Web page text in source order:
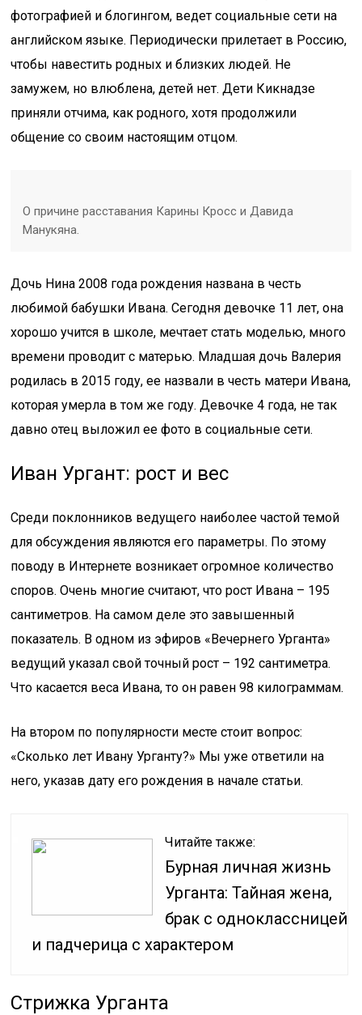
фотографией и блогингом, ведет социальные сети на
английском языке. Периодически прилетает в Россию,
чтобы навестить родных и близких людей. Не
замужем, но влюблена, детей нет. Дети Кикнадзе
приняли отчима, как родного, хотя продолжили
общение со своим настоящим отцом.
О причине расставания Карины Кросс и Давида
Манукяна.
Дочь Нина 2008 года рождения названа в честь
любимой бабушки Ивана. Сегодня девочке 11 лет, она
хорошо учится в школе, мечтает стать моделью, много
времени проводит с матерью. Младшая дочь Валерия
родилась в 2015 году, ее назвали в честь матери Ивана,
которая умерла в том же году. Девочке 4 года, не так
давно отец выложил ее фото в социальные сети.
Иван Ургант: рост и вес
Среди поклонников ведущего наиболее частой темой
для обсуждения являются его параметры. По этому
поводу в Интернете возникает огромное количество
споров. Очень многие считают, что рост Ивана – 195
сантиметров. На самом деле это завышенный
показатель. В одном из эфиров «Вечернего Урганта»
ведущий указал свой точный рост – 192 сантиметра.
Что касается веса Ивана, то он равен 98 килограммам.
На втором по популярности месте стоит вопрос:
«Сколько лет Ивану Урганту?» Мы уже ответили на
него, указав дату его рождения в начале статьи.
Читайте также:
Бурная личная жизнь
Урганта: Тайная жена,
брак с одноклассницей
и падчерица с характером
Стрижка Урганта